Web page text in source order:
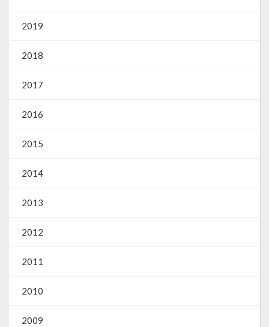
Webmail
2019
2018
2017
2016
2015
2014
2013
2012
2011
2010
2009